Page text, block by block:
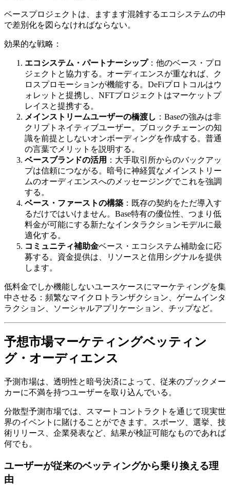
ベースプロジェクトは、ますます混雑するエコシステムの中
で差別化を図らなければならない。
効果的な戦略：
エコシステム・パートナーシップ：他のベース・プロ
ジェクトと協力する。オーディエンスが重なれば、ク
ロスプロモーションが機能する。DeFiプロトコルはウ
ォレットと提携し、NFTプロジェクトはマーケットプ
レイスと提携する。
メインストリームユーザーの橋渡し ：Baseの強みは非
クリプトネイティブユーザー。ブロックチェーンの知
識を前提としないオンボーディングを作成する。普通
の言葉でメリットを説明する。
ベースブランドの活用 ：大手取引所からのバックアッ
プは信頼につながる。暗号に神経質なメインストリー
ムのオーディエンスへのメッセージングでこれを強調
する。
ベース・ファーストの構築 ：既存の契約をただ導入す
るだけではいけません。Base特有の優位性、つまり低
料金が可能にする新たなインタラクションモデルに最
適化する。
コミュニティ補助金ベース・エコシステム補助金に応
募する。資金提供は、リソースと信用シグナルを提供
します。
低料金でしか機能しないユースケースにマーケティングを集
中させる：頻繁なマイクロトランザクション、ゲームインタ
ラクション、ソーシャルアプリケーション、チップなど。
予想市場マーケティングベッティン
グ・オーディエンス
予測市場は、透明性と暗号決済によって、従来のブックメー
カーに不満を持つユーザーを取り込んでいる。
分散型予測市場では、スマートコントラクトを通じて現実世
界のイベントに賭けることができます。スポーツ、選挙、技
術リリース、企業発表など、結果が検証可能なものであれば
何でも。
ユーザーが従来のベッティングから乗り換える理
由